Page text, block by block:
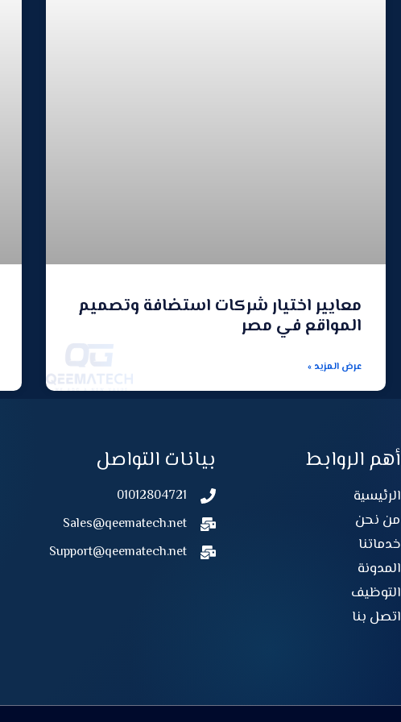
معايير اختيار شركات استضافة وتصميم
المواقع في مصر
عرض المزيد »
أهم الروابط
الرئيسية
من نحن
خدماتنا
المدونة
التوظيف
اتصل بنا
بيانات التواصل
01012804721
Sales@qeematech.net
Support@qeematech.net